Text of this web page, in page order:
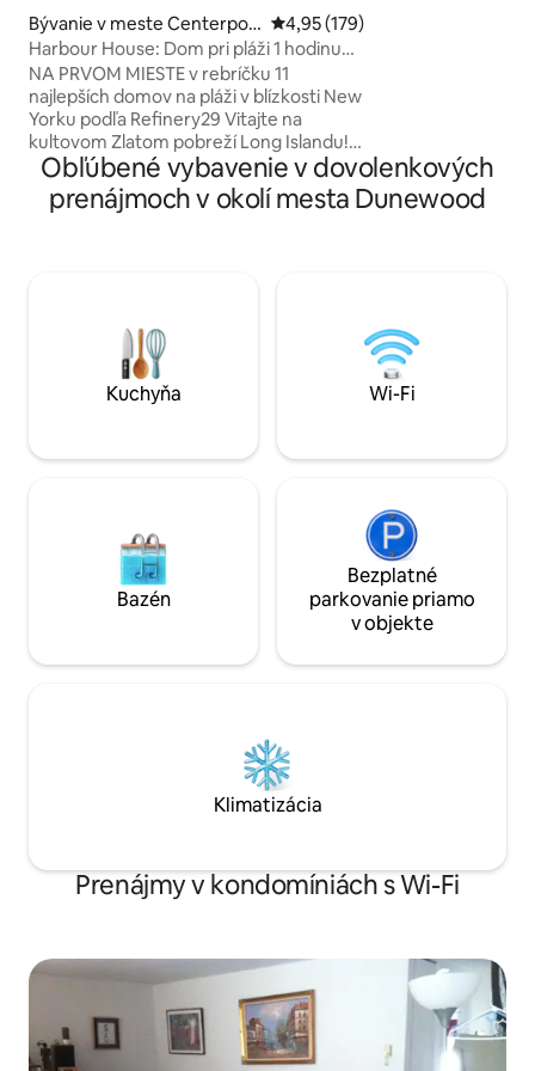
Bývanie v meste Centerpor
t
Priemerné ohodnotenie 4,95 z
4,95 (179)
Harbour House: Dom pri pláži 1 hodinu
od New Yorku
NA PRVOM MIESTE v rebríčku 11
najlepších domov na pláži v blízkosti New
Yorku podľa Refinery29 Vitajte na
kultovom Zlatom pobreží Long Islandu!
Zobuďte sa s nádherným výhľadom na
vodnú plochu a ak budete mať šťastie,
môžete zbadať aj našu miestnu rodinu
Caumsett State Historic Park Preserve,
vinice Del Vino a rušné divadlo
Paramount Theatre. Prejdite sa centrom
Huntingtonu alebo dedinkou Northport
Obľúbené vybavenie v dovolenkových
prenájmoch v okolí mesta Dunewood
Kuchyňa Wi-Fi
Bazén
Bezplatné
parkovanie priamo
v objekte
Klimatizácia
Prenájmy v kondomíniách s Wi-Fi